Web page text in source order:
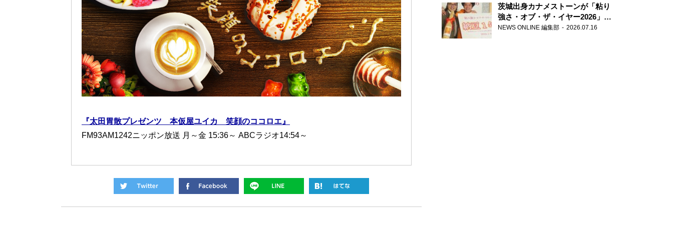
『太田胃散プレゼンツ 本仮屋ユイカ 笑顔のココロエ』
FM93AM1242ニッポン放送 月～金 15:36～ ABCラジオ14:54～
茨城出身カナメストーンが「粘り
強さ・オブ・ザ・イヤー2026」受
賞 粘り強いコンビ愛で納豆を
NEWS ONLINE 編集部 2026.07.16